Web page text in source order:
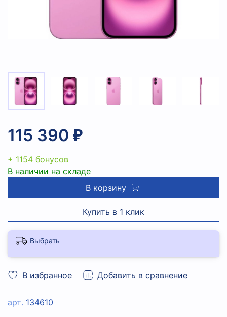
В избранное Добавить в сравнение
арт. 134610
115 390 ₽
+ 1154 бонусов
В наличии на складе
В корзину
Купить в 1 клик
Выбрать